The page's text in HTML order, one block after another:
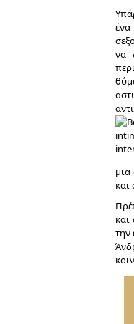
ένα
να
και
και
την